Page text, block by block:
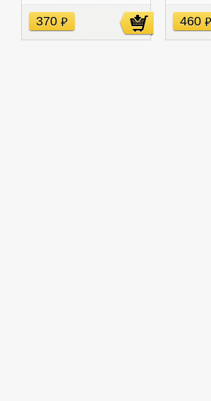
370 руб 460 руб